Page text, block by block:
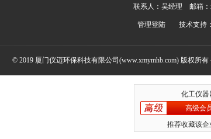
联系人：吴经理 邮箱：
管理登陆 技术支持：
© 2019 厦门仪迈环保科技有限公司(www.xmymhb.com) 版权所有
化工仪器
高级会
推荐收藏该企